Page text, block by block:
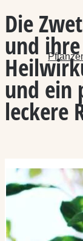
Die
und ihre
und ein
leckere